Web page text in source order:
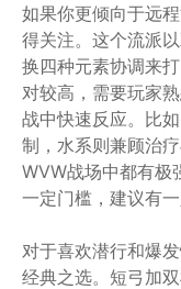
如果你更倾向于远
得关注。这个流派
换四种元素协调来
对较高，需要玩家
战中快速反应。比
制，水系则兼顾治
WVW战场中都有极
一定门槛，建议有一
对于喜欢潜行和爆
经典之选。短弓加